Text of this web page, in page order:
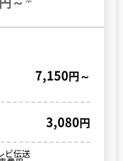
7,150円～
3,080円
ビ伝送